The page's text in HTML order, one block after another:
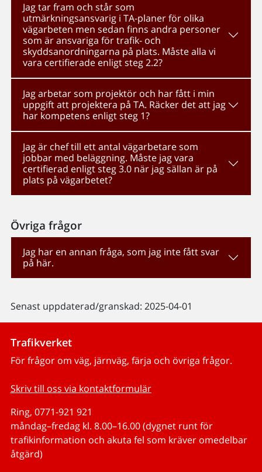
Jag tar fram och står som
utmärkningsansvarig i TA-planer för olika
vägarbeten men sedan finns andra personer
som är ansvariga för trafik- och
skyddsanordningarna på plats. Måste alla vi
vara certifierade enligt steg 2.2?
Jag arbetar som projektör och har fått i min
uppgift att projektera på TA. Räcker det att jag
har kompetens enligt steg 1?
Jag är chef till ett antal vägarbetare som
jobbar med beläggning. Måste jag vara
certifierad enligt steg 3.0 när jag sällan är på
plats på vägarbetet?
Övriga frågor
Jag har en annan fråga, som jag inte fått svar
på här.
Senast uppdaterad/granskad: 2025-04-01
Trafikverket
För frågor om väg, järnväg, färja och övriga frågor.
Skriv till oss via kontaktformulär
Ring, 0771-921 921
måndag–fredag kl. 8.00–16.00 (dygnet runt för
trafikinformation och akuta fel som kräver omedelbar
åtgärd)